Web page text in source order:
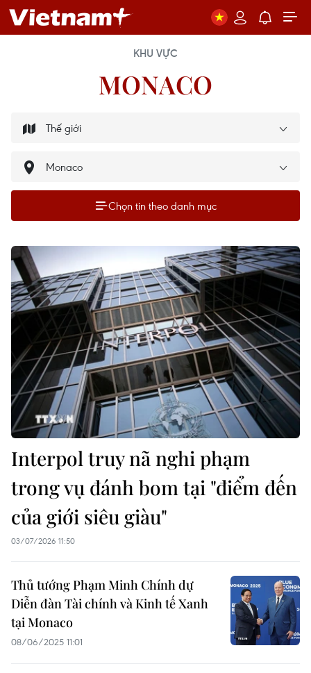
KHU VỰC
MONACO
Chọn tin theo danh mục
Interpol truy nã nghi phạm
trong vụ đánh bom tại "điểm đến
của giới siêu giàu"
03/07/2026 11:50
Thủ tướng Phạm Minh Chính dự
Diễn đàn Tài chính và Kinh tế Xanh
tại Monaco
08/06/2025 11:01